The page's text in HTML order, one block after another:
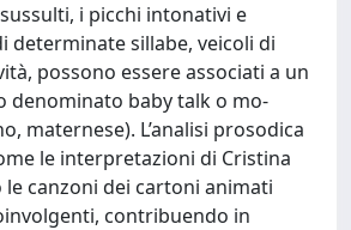
i picchi intonativi e
determinate sillabe, veicoli di
possono essere associati a un
denominato baby talk o mo-
maternese). L’analisi prosodica
le interpretazioni di Cristina
le canzoni dei cartoni animati
contribuendo in